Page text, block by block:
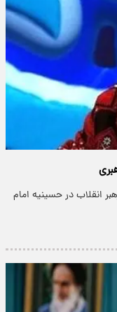
از طرف رهبر انقلاب در حسینیه امام